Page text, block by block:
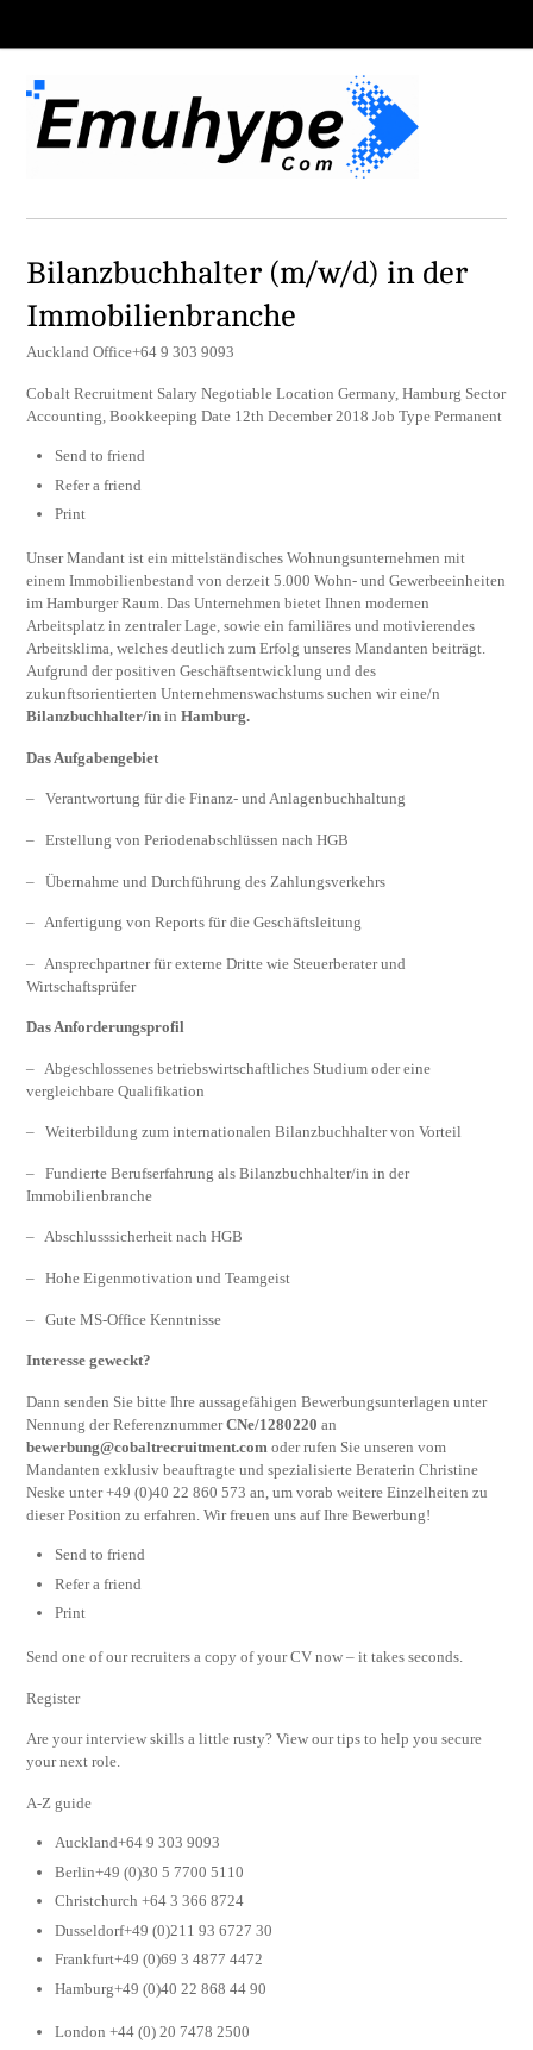
Bilanzbuchhalter (m/w/d) in der
Immobilienbranche
Auckland Office+64 9 303 9093
Cobalt Recruitment Salary Negotiable Location Germany, Hamburg Sector
Accounting, Bookkeeping Date 12th December 2018 Job Type Permanent
Send to friend
Refer a friend
Print
Unser Mandant ist ein mittelständisches Wohnungsunternehmen mit
einem Immobilienbestand von derzeit 5.000 Wohn- und Gewerbeeinheiten
im Hamburger Raum. Das Unternehmen bietet Ihnen modernen
Arbeitsplatz in zentraler Lage, sowie ein familiäres und motivierendes
Arbeitsklima, welches deutlich zum Erfolg unseres Mandanten beiträgt.
Aufgrund der positiven Geschäftsentwicklung und des
zukunftsorientierten Unternehmenswachstums suchen wir eine/n
Bilanzbuchhalter/in inHamburg.
Das Aufgabengebiet
– Verantwortung für die Finanz- und Anlagenbuchhaltung
– Erstellung von Periodenabschlüssen nach HGB
– Übernahme und Durchführung des Zahlungsverkehrs
– Anfertigung von Reports für die Geschäftsleitung
– Ansprechpartner für externe Dritte wie Steuerberater und
Wirtschaftsprüfer
Das Anforderungsprofil
– Abgeschlossenes betriebswirtschaftliches Studium oder eine
vergleichbare Qualifikation
– Weiterbildung zum internationalen Bilanzbuchhalter von Vorteil
– Fundierte Berufserfahrung als Bilanzbuchhalter/in in der
Immobilienbranche
– Abschlusssicherheit nach HGB
– Hohe Eigenmotivation und Teamgeist
– Gute MS-Office Kenntnisse
Interesse geweckt?
Dann senden Sie bitte Ihre aussagefähigen Bewerbungsunterlagen unter
Nennung der ReferenznummerCNe/1280220 an
bewerbung@cobaltrecruitment.com oder rufen Sie unseren vom
Mandanten exklusiv beauftragte und spezialisierte Beraterin Christine
Neske unter +49 (0)40 22 860 573 an, um vorab weitere Einzelheiten zu
dieser Position zu erfahren. Wir freuen uns auf Ihre Bewerbung!
Send to friend
Refer a friend
Print
Send one of our recruiters a copy of your CV now – it takes seconds.
Register
Are your interview skills a little rusty? View our tips to help you secure
your next role.
A-Z guide
Auckland+64 9 303 9093
Berlin+49 (0)30 5 7700 5110
Christchurch +64 3 366 8724
Dusseldorf+49 (0)211 93 6727 30
Frankfurt+49 (0)69 3 4877 4472
Hamburg+49 (0)40 22 868 44 90
London +44 (0) 20 7478 2500